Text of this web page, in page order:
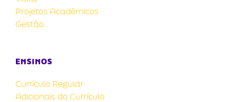
Projetos Acadêmicos
Gestão
ENSINOS
Currículo Regular
Adicionais do Currículo